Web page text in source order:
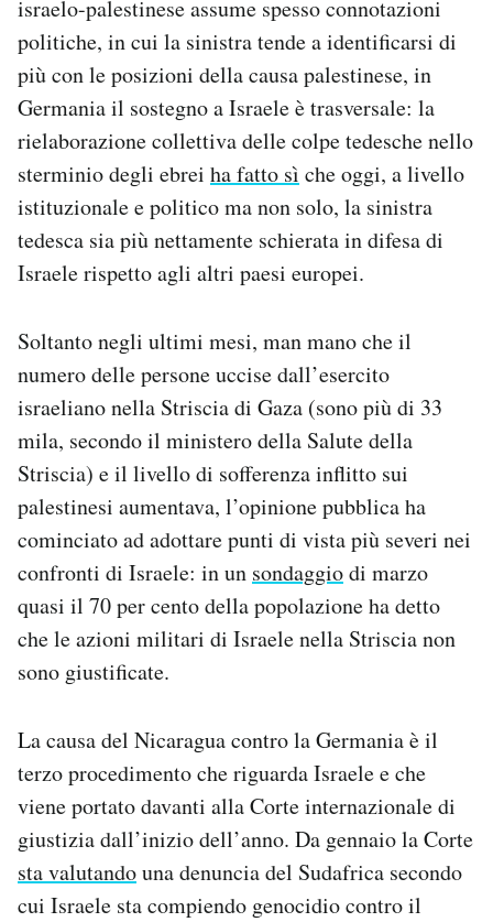
israelo-palestinese assume spesso connotazioni
politiche, in cui la sinistra tende a identificarsi di
più con le posizioni della causa palestinese, in
Germania il sostegno a Israele è trasversale: la
rielaborazione collettiva delle colpe tedesche nello
sterminio degli ebrei ha fatto sì che oggi, a livello
istituzionale e politico ma non solo, la sinistra
tedesca sia più nettamente schierata in difesa di
Israele rispetto agli altri paesi europei.
Soltanto negli ultimi mesi, man mano che il
numero delle persone uccise dall’esercito
israeliano nella Striscia di Gaza (sono più di 33
mila, secondo il ministero della Salute della
Striscia) e il livello di sofferenza inflitto sui
palestinesi aumentava, l’opinione pubblica ha
cominciato ad adottare punti di vista più severi nei
confronti di Israele: in un sondaggiodi marzo
quasi il 70 per cento della popolazione ha detto
che le azioni militari di Israele nella Striscia non
sono giustificate.
La causa del Nicaragua contro la Germania è il
terzo procedimento che riguarda Israele e che
viene portato davanti alla Corte internazionale di
giustizia dall’inizio dell’anno. Da gennaio la Corte
sta valutandouna denuncia del Sudafrica secondo
cui Israele sta compiendo genocidio contro il